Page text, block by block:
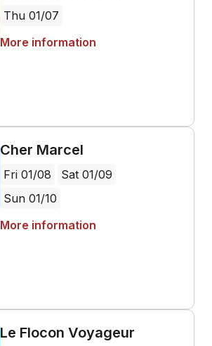
Thu 01/07
More information
Cher Marcel
Fri 01/08
Sat 01/09
Sun 01/10
More information
Le Flocon Voyageur